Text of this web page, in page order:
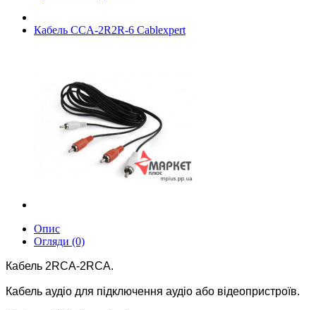
Кабель CCA-2R2R-6 Cablexpert
Опис
Огляди (0)
Кабель 2RCA-2RCA.
Кабель аудіо для підключення аудіо або відеопристроїв.